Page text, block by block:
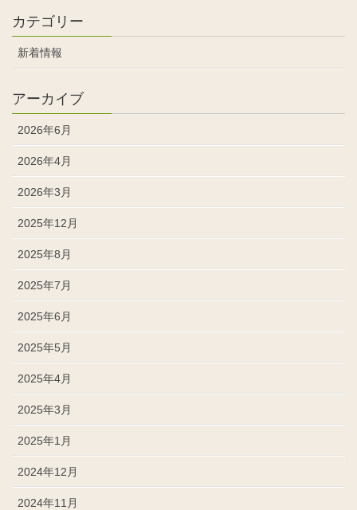
カテゴリー
新着情報
アーカイブ
2026年6月
2026年4月
2026年3月
2025年12月
2025年8月
2025年7月
2025年6月
2025年5月
2025年4月
2025年3月
2025年1月
2024年12月
2024年11月